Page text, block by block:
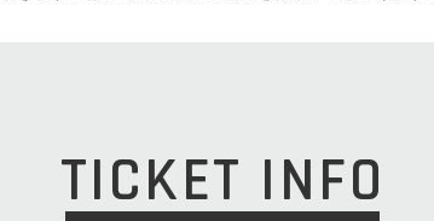
TICKET INFO